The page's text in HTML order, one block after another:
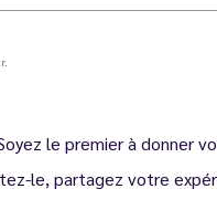
le premier à donner
le, partagez votre